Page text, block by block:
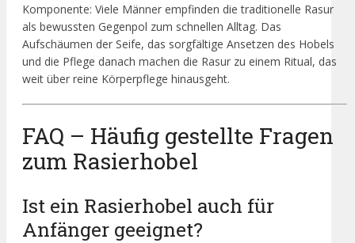
Komponente: Viele Männer empfinden die traditionelle Rasur
als bewussten Gegenpol zum schnellen Alltag. Das
Aufschäumen der Seife, das sorgfältige Ansetzen des Hobels
und die Pflege danach machen die Rasur zu einem Ritual, das
weit über reine Körperpflege hinausgeht.
FAQ – Häufig gestellte Fragen
zum Rasierhobel
Ist ein Rasierhobel auch für
Anfänger geeignet?